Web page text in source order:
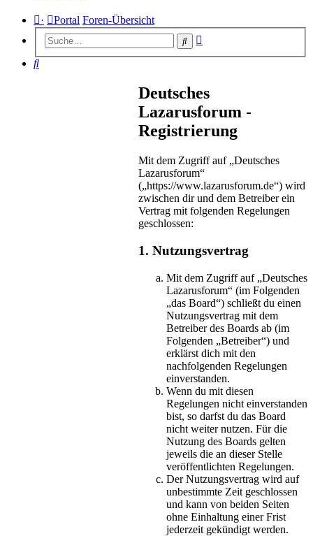
· Portal Foren-Übersicht
Suche
Suche
Deutsches
Lazarusforum -
Registrierung
Mit dem Zugriff auf „Deutsches
Lazarusforum“
(„https://www.lazarusforum.de“) wird
zwischen dir und dem Betreiber ein
Vertrag mit folgenden Regelungen
geschlossen:
1. Nutzungsvertrag
Mit dem Zugriff auf „Deutsches
Lazarusforum“ (im Folgenden
„das Board“) schließt du einen
Nutzungsvertrag mit dem
Betreiber des Boards ab (im
Folgenden „Betreiber“) und
erklärst dich mit den
nachfolgenden Regelungen
einverstanden.
Wenn du mit diesen
Regelungen nicht einverstanden
bist, so darfst du das Board
nicht weiter nutzen. Für die
Nutzung des Boards gelten
jeweils die an dieser Stelle
veröffentlichten Regelungen.
Der Nutzungsvertrag wird auf
unbestimmte Zeit geschlossen
und kann von beiden Seiten
ohne Einhaltung einer Frist
jederzeit gekündigt werden.